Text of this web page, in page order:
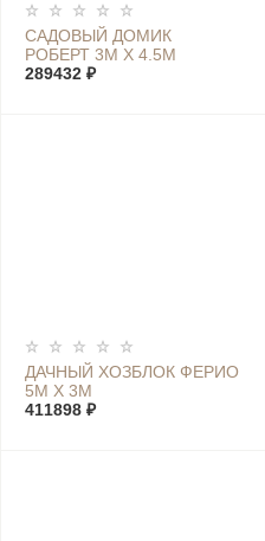
САДОВЫЙ ДОМИК
РОБЕРТ 3М Х 4.5М
289432 ₽
ДАЧНЫЙ ХОЗБЛОК ФЕРИО
5М Х 3М
411898 ₽